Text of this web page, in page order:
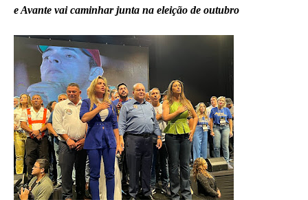
e Avante vai caminhar junta na eleição de outubro